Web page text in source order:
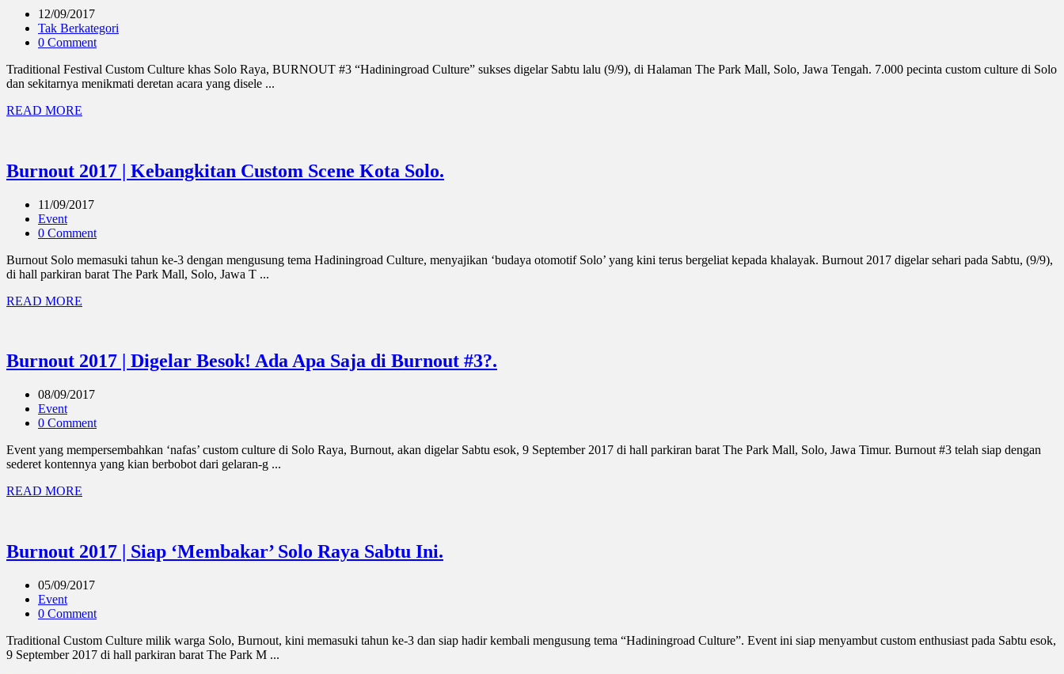
12/09/2017
Tak Berkategori
0 Comment
Traditional Festival Custom Culture khas Solo Raya, BURNOUT #3 “Hadiningroad Culture” sukses digelar Sabtu lalu (9/9), di Halaman The Park Mall, Solo, Jawa Tengah. 7.000 pecinta custom culture di Solo
dan sekitarnya menikmati deretan acara yang disele ...
READ MORE
Burnout 2017 | Kebangkitan Custom Scene Kota Solo.
11/09/2017
Event
0 Comment
Burnout Solo memasuki tahun ke-3 dengan mengusung tema Hadiningroad Culture, menyajikan ‘budaya otomotif Solo’ yang kini terus bergeliat kepada khalayak. Burnout 2017 digelar sehari pada Sabtu, (9/9),
di hall parkiran barat The Park Mall, Solo, Jawa T ...
READ MORE
Burnout 2017 | Digelar Besok! Ada Apa Saja di Burnout #3?.
08/09/2017
Event
0 Comment
Event yang mempersembahkan ‘nafas’ custom culture di Solo Raya, Burnout, akan digelar Sabtu esok, 9 September 2017 di hall parkiran barat The Park Mall, Solo, Jawa Timur. Burnout #3 telah siap dengan
sederet kontennya yang kian berbobot dari gelaran-g ...
READ MORE
Burnout 2017 | Siap ‘Membakar’ Solo Raya Sabtu Ini.
05/09/2017
Event
0 Comment
Traditional Custom Culture milik warga Solo, Burnout, kini memasuki tahun ke-3 dan siap hadir kembali mengusung tema “Hadiningroad Culture”. Event ini siap menyambut custom enthusiast pada Sabtu esok,
9 September 2017 di hall parkiran barat The Park M ...